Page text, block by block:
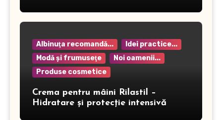
Albinuţa recomandă...
Idei practice...
Modă şi frumuseţe
Noi oamenii...
Produse cosmetice
Crema pentru mâini Rilastil –
Hidratare și protecție intensivă